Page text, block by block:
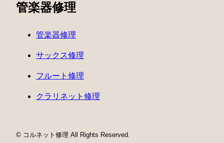
管楽器修理
管楽器修理
サックス修理
フルート修理
クラリネット修理
© コルネット修理 All Rights Reserved.